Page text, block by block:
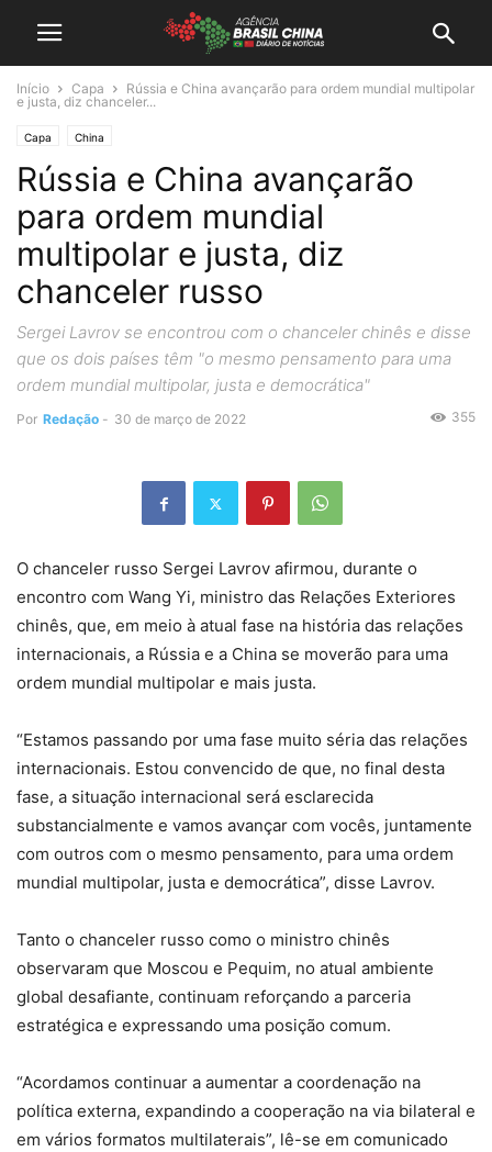
Início Capa
Rússia e China avançarão para ordem mundial multipolar
e justa, diz chanceler...
Capa China
Rússia e China avançarão
para ordem mundial
multipolar e justa, diz
chanceler russo
Sergei Lavrov se encontrou com o chanceler chinês e disse
que os dois países têm "o mesmo pensamento para uma
ordem mundial multipolar, justa e democrática"
Por Redação - 30 de março de 2022 355
O chanceler russo Sergei Lavrov afirmou, durante o
encontro com Wang Yi, ministro das Relações Exteriores
chinês, que, em meio à atual fase na história das relações
internacionais, a Rússia e a China se moverão para uma
ordem mundial multipolar e mais justa.
“Estamos passando por uma fase muito séria das relações
internacionais. Estou convencido de que, no final desta
fase, a situação internacional será esclarecida
substancialmente e vamos avançar com vocês, juntamente
com outros com o mesmo pensamento, para uma ordem
mundial multipolar, justa e democrática”, disse Lavrov.
Tanto o chanceler russo como o ministro chinês
observaram que Moscou e Pequim, no atual ambiente
global desafiante, continuam reforçando a parceria
estratégica e expressando uma posição comum.
“Acordamos continuar a aumentar a coordenação na
política externa, expandindo a cooperação na via bilateral e
em vários formatos multilaterais”, lê-se em comunicado